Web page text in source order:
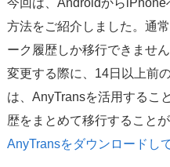
今回は、Androidから
方法をご紹介しました。通
ーク履歴しか移行できませ
変更する際に、14日以上前
は、AnyTransを活用するこ
歴をまとめて移行すること
AnyTransをダウンロードし